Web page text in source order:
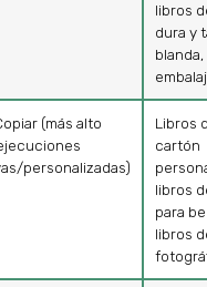
libros
dura y
blanda,
(más alto
personalizadas)
Libros
cartón
libros
para
libros